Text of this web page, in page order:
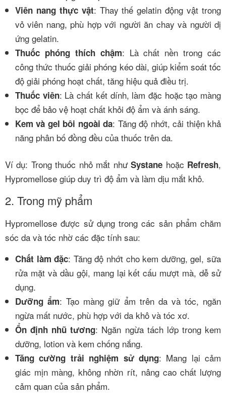
Viên nang thực vật: Thay thế gelatin động vật trong
vỏ viên nang, phù hợp với người ăn chay và người dị
ứng gelatin.
Thuốc phóng thích chậm: Là chất nền trong các
công thức thuốc giải phóng kéo dài, giúp kiểm soát tốc
độ giải phóng hoạt chất, tăng hiệu quả điều trị.
Thuốc viên: Là chất kết dính, làm đặc hoặc tạo màng
bọc để bảo vệ hoạt chất khỏi độ ẩm và ánh sáng.
Kem và gel bôi ngoài da: Tăng độ nhớt, cải thiện khả
năng phân bố đồng đều của thuốc trên da.
Ví dụ: Trong thuốc nhỏ mắt nhưSystane hoặc Refresh,
Hypromellose giúp duy trì độ ẩm và làm dịu mắt khô.
2. Trong mỹ phẩm
Hypromellose được sử dụng trong các sản phẩm chăm
sóc da và tóc nhờ các đặc tính sau:
Chất làm đặc: Tăng độ nhớt cho kem dưỡng, gel, sữa
rửa mặt và dầu gội, mang lại kết cấu mượt mà, dễ sử
dụng.
Dưỡng ẩm: Tạo màng giữ ẩm trên da và tóc, ngăn
ngừa mất nước, phù hợp với da khô và tóc xơ.
Ổn định nhũ tương: Ngăn ngừa tách lớp trong kem
dưỡng, lotion và kem chống nắng.
Tăng cường trải nghiệm sử dụng: Mang lại cảm
giác mịn màng, không nhờn rít, nâng cao chất lượng
cảm quan của sản phẩm.